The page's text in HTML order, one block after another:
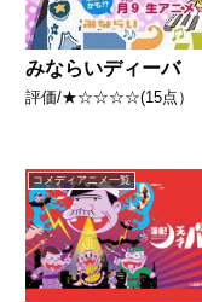
みならいディーバ
評価/★☆☆☆☆(15点）
コメディアニメ一覧